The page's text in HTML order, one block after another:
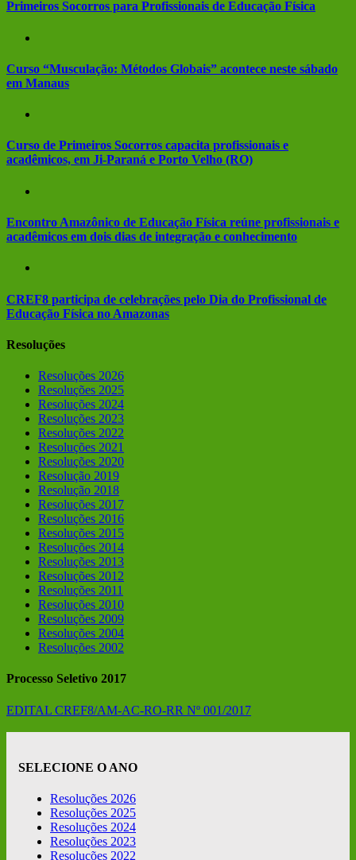
Primeiros Socorros para Profissionais de Educação Física
Curso “Musculação: Métodos Globais” acontece neste sábado
em Manaus
Curso de Primeiros Socorros capacita profissionais e
acadêmicos, em Ji-Paraná e Porto Velho (RO)
Encontro Amazônico de Educação Física reúne profissionais e
acadêmicos em dois dias de integração e conhecimento
CREF8 participa de celebrações pelo Dia do Profissional de
Educação Física no Amazonas
Resoluções
Resoluções 2026
Resoluções 2025
Resoluções 2024
Resoluções 2023
Resoluções 2022
Resoluções 2021
Resoluções 2020
Resolução 2019
Resolução 2018
Resoluções 2017
Resoluções 2016
Resoluções 2015
Resoluções 2014
Resoluções 2013
Resoluções 2012
Resoluções 2011
Resoluções 2010
Resoluções 2009
Resoluções 2004
Resoluções 2002
Processo Seletivo 2017
EDITAL CREF8/AM-AC-RO-RR Nº 001/2017
SELECIONE O ANO
Resoluções 2026
Resoluções 2025
Resoluções 2024
Resoluções 2023
Resoluções 2022